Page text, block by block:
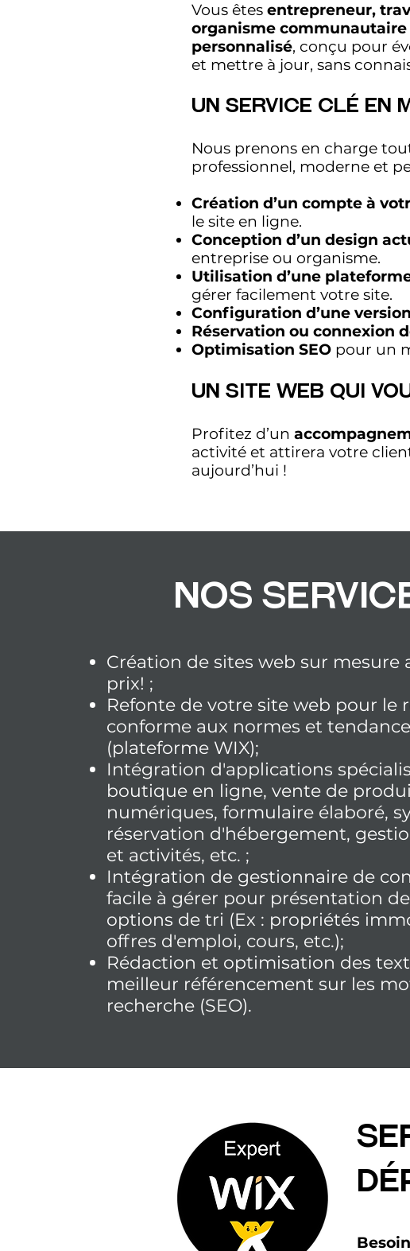
Vous êtes entrepreneur,
organisme communautaire
personnalisé, conçu pour
et mettre à jour, sans
Un Service Clé en
Nous prenons en charge
professionnel, moderne et
Création d’un compte à
le site en ligne.
Conception d’un design
entreprise ou organisme.
Utilisation d’une
gérer facilement votre site.
Configuration d’une
Réservation ou connexion
Optimisation SEO pour un
Un Site Web Qui
Profitez d’un
activité et attirera votre
aujourd’hui !
Nos
Création de sites web sur mesure
prix! ;
Refonte de votre site web pour le
conforme aux normes et
(plateforme WIX);
Intégration d'applications
boutique en ligne, vente de
numériques, formulaire élaboré,
réservation d'hébergement,
et activités, etc. ;​
Intégration de gestionnaire de
facile à gérer pour présentation
options de tri (Ex : propriétés
offres d'emploi, cours, etc.);
Rédaction et optimisation des
meilleur référencement sur les
recherche (SEO).